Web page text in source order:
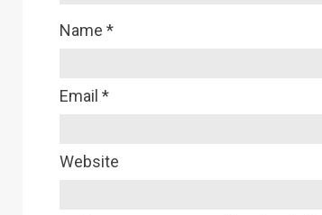
Name *
Email *
Website